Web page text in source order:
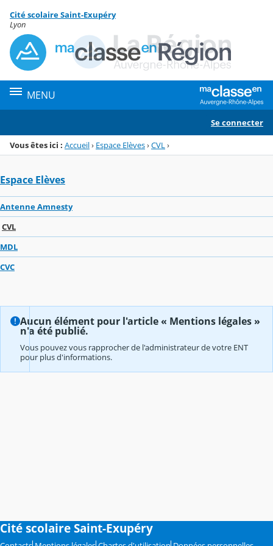
Menu de la rubrique
Contenu
Cité scolaire Saint-Exupéry
Lyon
MENU
Se connecter
Vous êtes ici : Accueil› Espace Elèves›CVL ›
Espace Elèves
Antenne Amnesty
CVL
MDL
CVC
Aucun élément pour l'article « Mentions légales »
n'a été publié.
Vous pouvez vous rapprocher de l'administrateur de votre ENT
pour plus d'informations.
Cité scolaire Saint-Exupéry